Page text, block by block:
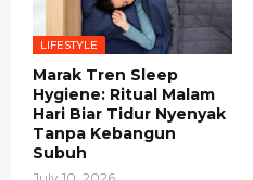
LIFESTYLE
Marak Tren Sleep
Hygiene: Ritual Malam
Hari Biar Tidur Nyenyak
Tanpa Kebangun
Subuh